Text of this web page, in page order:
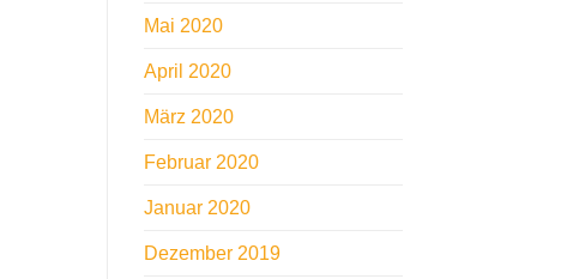
Mai 2020
April 2020
März 2020
Februar 2020
Januar 2020
Dezember 2019